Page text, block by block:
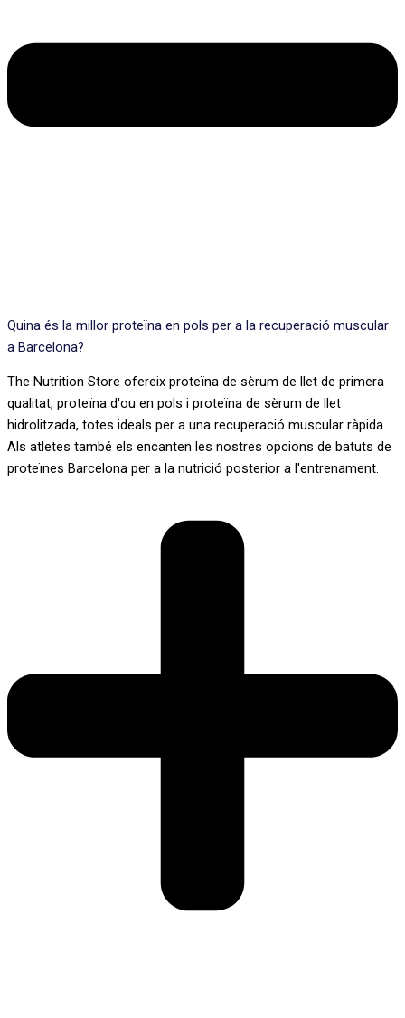
Quina és la millor proteïna en pols per a la recuperació muscular
a Barcelona?
The Nutrition Store ofereix proteïna de sèrum de llet de primera
qualitat, proteïna d'ou en pols i proteïna de sèrum de llet
hidrolitzada, totes ideals per a una recuperació muscular ràpida.
Als atletes també els encanten les nostres opcions de batuts de
proteïnes Barcelona per a la nutrició posterior a l'entrenament.